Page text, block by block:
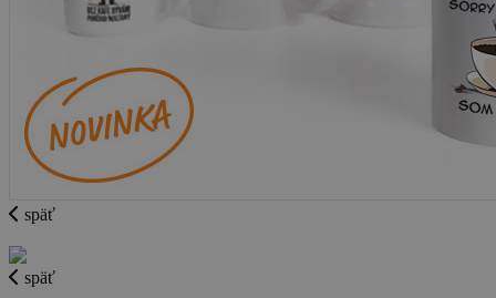
späť
späť